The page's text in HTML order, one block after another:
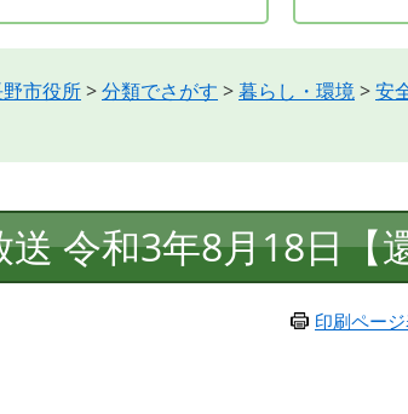
市役所>分類でさがす >暮らし・環境>安
送 令和3年8月18日【
印刷ペー